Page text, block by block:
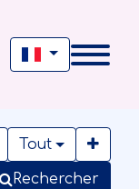
Tout
Rechercher